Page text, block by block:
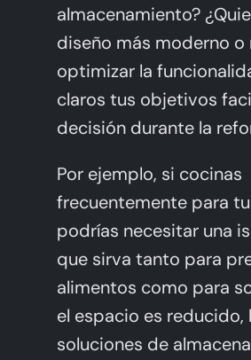
almacenamiento?
diseño más moderno o
optimizar la
claros tus objetivos
decisión durante la
Por ejemplo, si cocinas
frecuentemente para
podrías necesitar una
que sirva tanto para
alimentos como para
el espacio es reducido,
soluciones de